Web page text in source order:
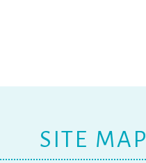
SITE MAP